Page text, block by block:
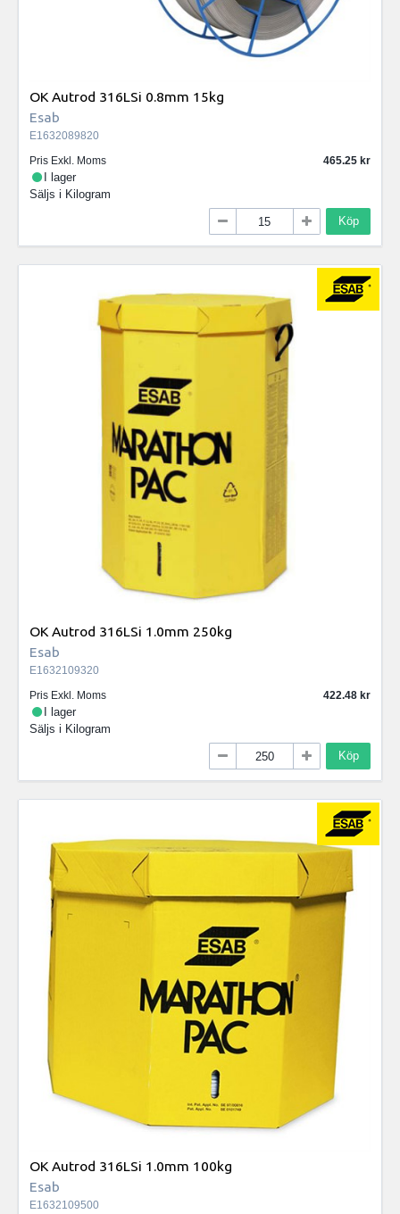
OK Autrod 316LSi 0.8mm 15kg
Esab
E1632089820
Pris Exkl. Moms
465.25
I lager
Säljs i Kilogram
Köp
OK Autrod 316LSi 1.0mm 250kg
Esab
E1632109320
Pris Exkl. Moms
422.48
I lager
Säljs i Kilogram
Köp
OK Autrod 316LSi 1.0mm 100kg
Esab
E1632109500